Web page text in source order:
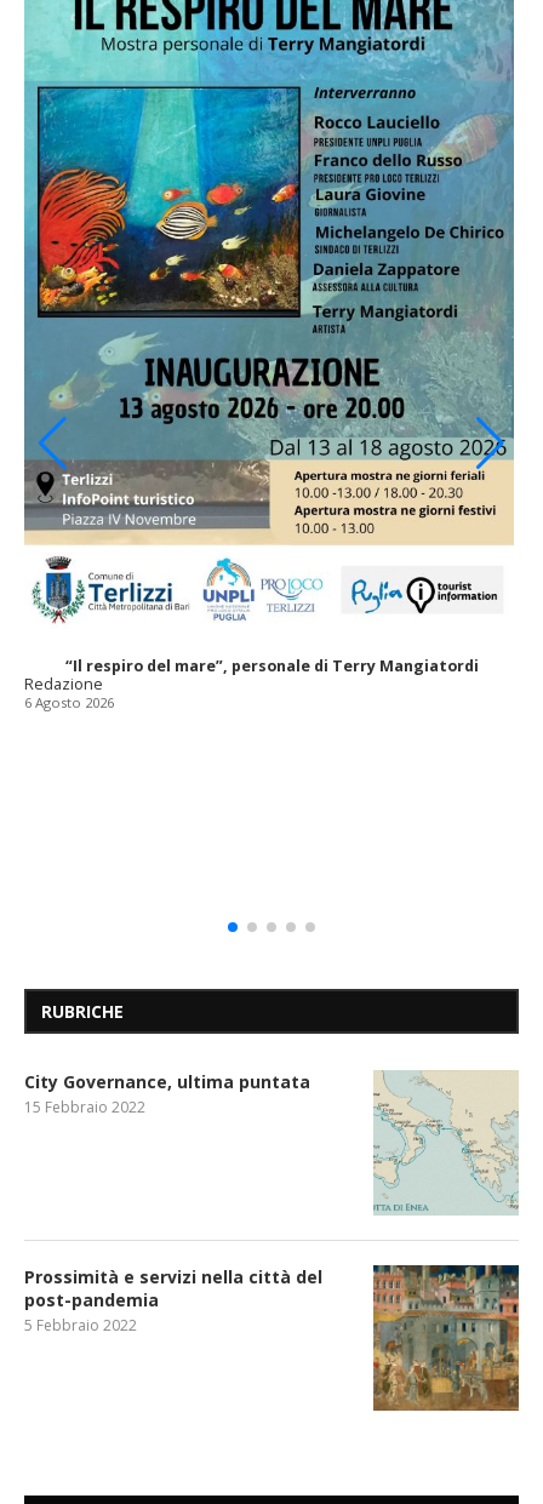
“Il respiro del mare”, personale di Terry Mangiatordi
Redazione
6 Agosto 2026
RUBRICHE
City Governance, ultima puntata
15 Febbraio 2022
Prossimità e servizi nella città del
post-pandemia
5 Febbraio 2022